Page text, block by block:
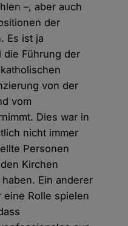
–, aber auch
der
Es ist ja
die Führung der
von der
vom
Dies war in
nicht immer
Personen
Kirchen
Ein anderer
eine Rolle spielen